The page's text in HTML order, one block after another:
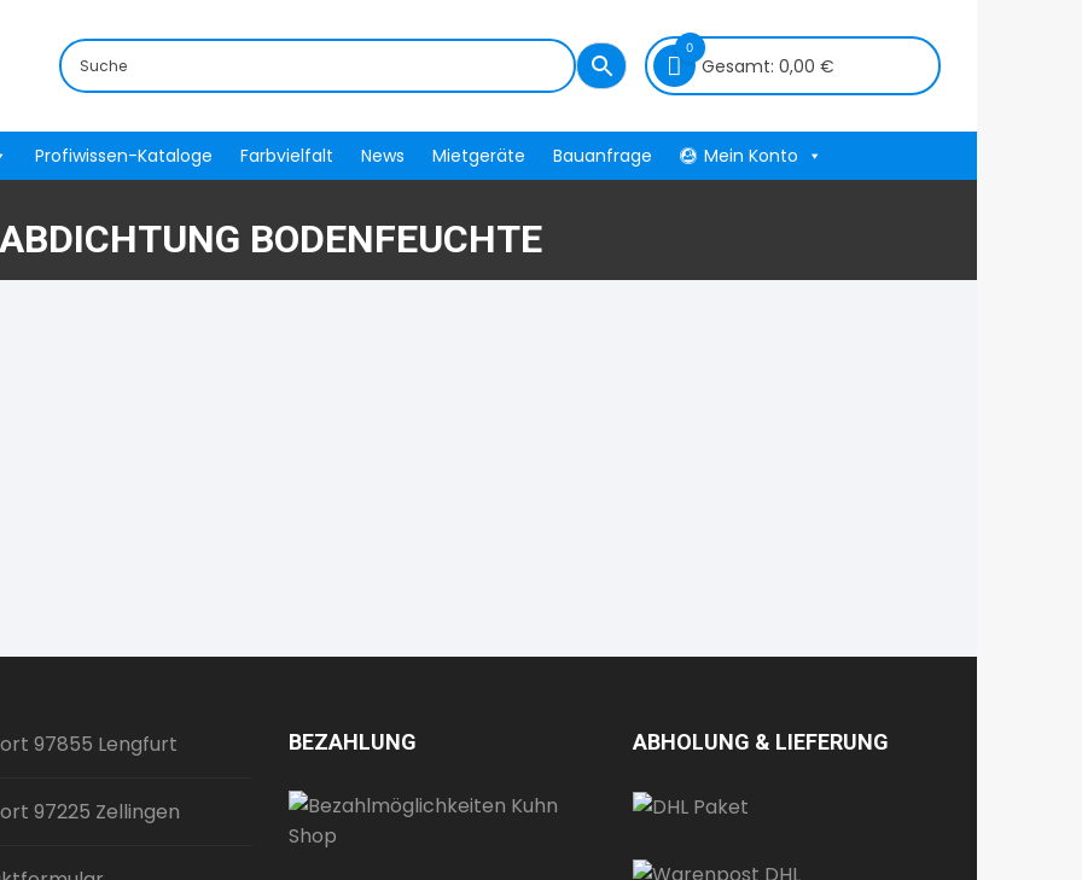
0
Gesamt: 0,00 €
Profiwissen-Kataloge Farbvielfalt News Mietgeräte Bauanfrage Mein Konto
ABDICHTUNG BODENFEUCHTE
97855 Lengfurt
97225 Zellingen
BEZAHLUNG ABHOLUNG & LIEFERUNG